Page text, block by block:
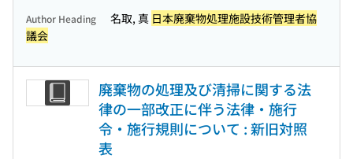
Author Heading 名取, 真 日本廃棄物処理施設技術管理者協
議会
廃棄物の処理及び清掃に関する法
律の一部改正に伴う法律・施行
令・施行規則について : 新旧対照
表